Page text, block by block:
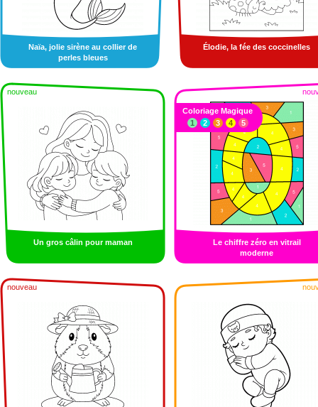
Naïa, jolie sirène au collier de
perles bleues
Élodie, la fée des coccinelles
nouveau
Un gros câlin pour maman
Le chiffre zéro en vitrail
moderne
Coloriage Magique
1
2 3 4 5
nouveau